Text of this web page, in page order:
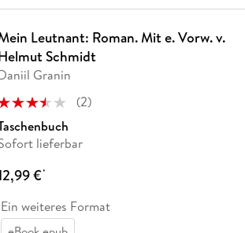
Leutnant: Roman. Mit e. Vorw. v.
Schmidt
Granin
(2)
lieferbar
€*
Ein weiteres Format